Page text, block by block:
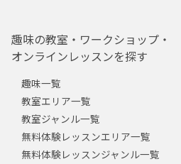
趣味の教室・ワークショップ・
オンラインレッスンを探す
趣味一覧
教室エリア一覧
教室ジャンル一覧
無料体験レッスンエリア一覧
無料体験レッスンジャンル一覧